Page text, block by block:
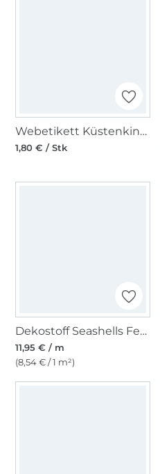
Webetikett Küstenkind, rot
1,80 € / Stk
Dekostoff Seashells Feeling, graublau
11,95 € / m
(8,54 € / 1 m²)